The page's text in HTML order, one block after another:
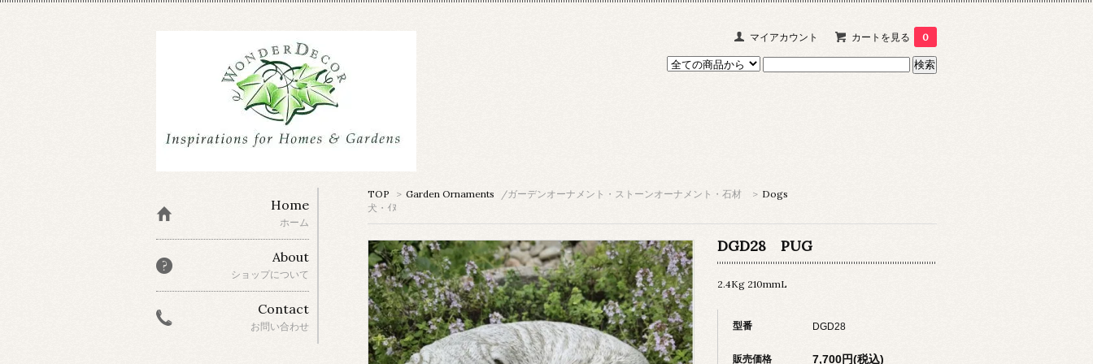
マイアカウント カートを見る 0
TOP > Garden Ornaments /ガーデンオーナメント・ストーンオーナメント・石材 > Dogs
犬・ｲﾇ
DGD28 PUG
2.4Kg 210mmL
型番 DGD28
販売価格 7,700円(税込)
Home
ホーム
About
ショップについて
Contact
お問い合わせ